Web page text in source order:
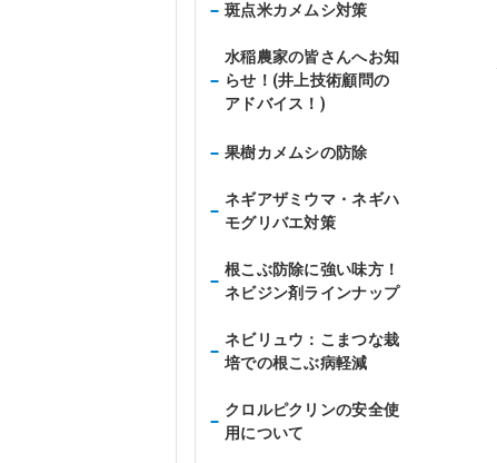
斑点米カメムシ対策
水稲農家の皆さんへお知
らせ！(井上技術顧問の
アドバイス！)
果樹カメムシの防除
ネギアザミウマ・ネギハ
モグリバエ対策
根こぶ防除に強い味方！
ネビジン剤ラインナップ
ネビリュウ：こまつな栽
培での根こぶ病軽減
クロルピクリンの安全使
用について